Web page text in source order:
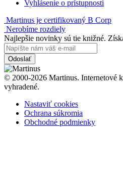
Vyhlásenie o prístupnosti
Martinus je certifikovaný B Corp
Nerobíme rozdiely
Najlepšie novinky sú tie knižné.
Odoslať
© 2000-2026 Martinus. Internetové
vyhradené.
Nastaviť cookies
Ochrana súkromia
Obchodné podmienky